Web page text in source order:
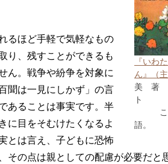
『いわ
ん』（
美 著
こち
語。
るほど手軽で気軽なもの
り、残すことができるも
ん。戦争や紛争を対象に
聞は一見にしかず」の言
あることは事実です。半
に目をそむけたくなるよ
とは言え、子どもに恐怖
その点は親としての配慮が必要だと